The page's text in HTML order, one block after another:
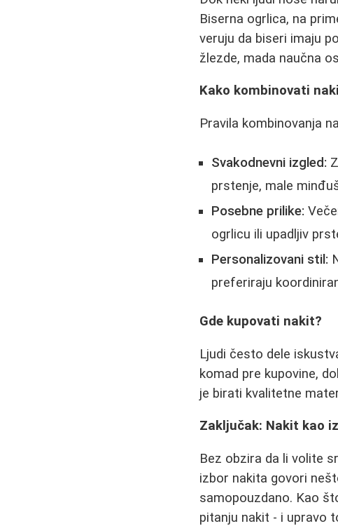
Biserna ogrlica, na
veruju da biseri imaju
žlezde, mada naučna
Kako kombinovati
Pravila kombinovanja
Svakodnevni izgled:
prstenje, male
Posebne prilike:
ogrlicu ili upadljiv
Personalizovani stil:
preferiraju
Gde kupovati nakit?
Ljudi često dele
komad pre kupovine,
je birati kvalitetne
Zaključak: Nakit kao
Bez obzira da li volite
izbor nakita govori
samopouzdano. Kao
pitanju nakit - i upravo